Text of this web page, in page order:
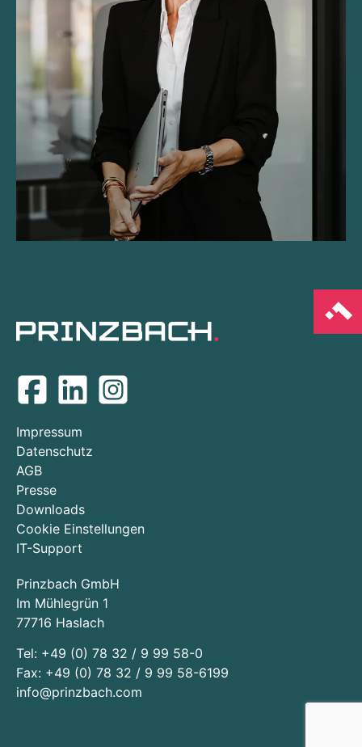
Prinzbach GmbH
Im Mühlegrün 1
77716 Haslach
Tel: +49 (0) 78 32 / 9 99 58-0
Fax: +49 (0) 78 32 / 9 99 58-6199
info@prinzbach.com
Impressum
Datenschutz
AGB
Presse
Downloads
Cookie Einstellungen
IT-Support